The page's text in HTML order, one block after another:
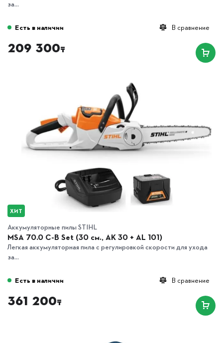
за...
В сравнение
Есть в наличии
209 300₸
ХИТ
Аккумуляторные пилы STIHL
MSA 70.0 C-B Set (30 см., AK 30 + AL 101)
Легкая аккумуляторная пила с регулировкой скорости для ухода
за...
В сравнение
Есть в наличии
361 200₸